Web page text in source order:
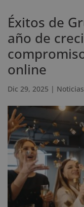
Éxitos de
año de
online
Dic 29, 2025 | Noticias